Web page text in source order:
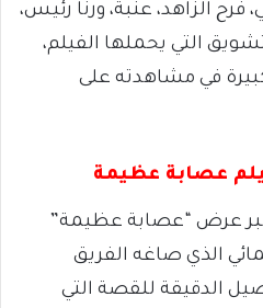
الزاهد، عنبة، ورنا رئيس،
التي يحملها الفيلم،
في مشاهدته على
عصابة عظيمة
عرض “عصابة عظيمة”
الذي صاغه الفريق
الدقيقة للقصة التي